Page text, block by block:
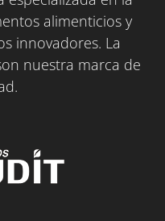
alimenticios y
innovadores. La
nuestra marca de